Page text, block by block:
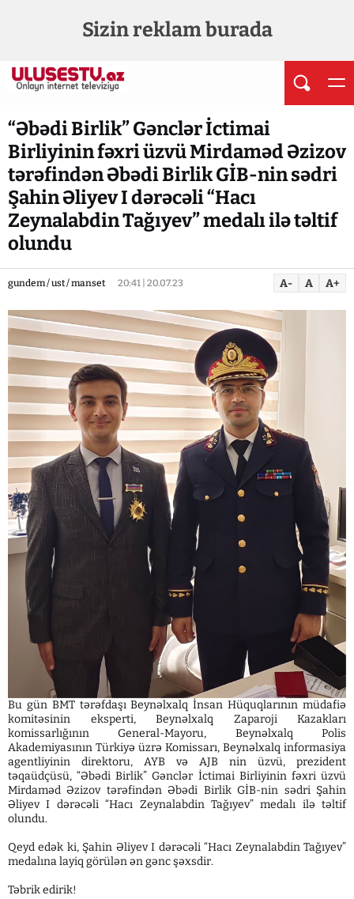
Sizin reklam burada
“Əbədi Birlik” Gənclər İctimai
Birliyinin fəxri üzvü Mirdaməd Əzizov
tərəfindən Əbədi Birlik GİB-nin sədri
Şahin Əliyev I dərəcəli “Hacı
Zeynalabdin Tağıyev” medalı ilə təltif
olundu
gundem / ust / manset 20:41 | 20.07.23 A- A A+
Bu gün BMT tərəfdaşı Beynəlxalq İnsan Hüquqlarının müdafiə
komitəsinin eksperti, Beynəlxalq Zaparoji Kazakları
komissarlığının General-Mayoru, Beynəlxalq Polis
Akademiyasının Türkiyə üzrə Komissarı, Beynəlxalq informasiya
agentliyinin direktoru, AYB və AJB nin üzvü, prezident
təqaüdçüsü, “Əbədi Birlik” Gənclər İctimai Birliyinin fəxri üzvü
Mirdaməd Əzizov tərəfindən Əbədi Birlik GİB-nin sədri Şahin
Əliyev I dərəcəli “Hacı Zeynalabdin Tağıyev” medalı ilə təltif
olundu.
Qeyd edək ki, Şahin Əliyev I dərəcəli “Hacı Zeynalabdin Tağıyev”
medalına layiq görülən ən gənc şəxsdir.
Təbrik edirik!